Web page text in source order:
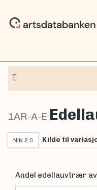
1AR-A-E
NiN 2.0 Kilde til
Andel edellauvtrær